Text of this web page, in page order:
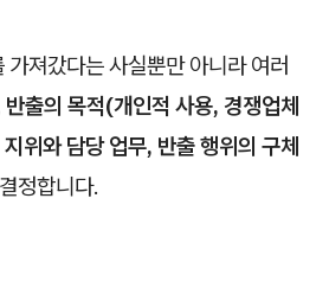
져갔다는 사실뿐만 아니라 여러
출의 목적(개인적 사용, 경쟁업체
위와 담당 업무, 반출 행위의 구체
정합니다.